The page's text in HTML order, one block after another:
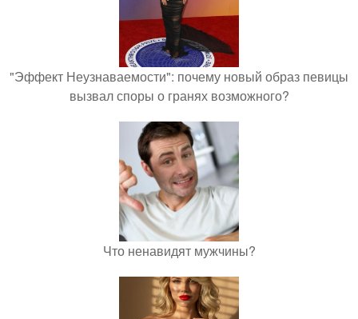
"Эффект Неузнаваемости": почему новый образ певицы
вызвал споры о гранях возможного?
Что ненавидят мужчины?